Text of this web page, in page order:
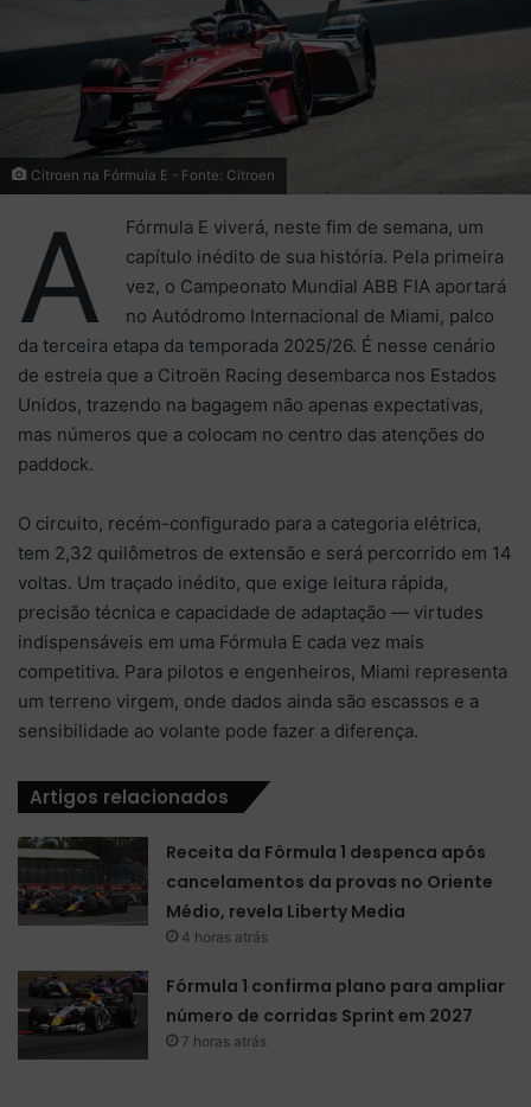
Citroen na Fórmula E - Fonte: Citroen
A
Fórmula E viverá, neste fim de semana, um
capítulo inédito de sua história. Pela primeira
vez, o Campeonato Mundial ABB FIA aportará
no Autódromo Internacional de Miami, palco
da terceira etapa da temporada 2025/26. É nesse cenário
de estreia que a Citroën Racing desembarca nos Estados
Unidos, trazendo na bagagem não apenas expectativas,
mas números que a colocam no centro das atenções do
paddock.
O circuito, recém-configurado para a categoria elétrica,
tem 2,32 quilômetros de extensão e será percorrido em 14
voltas. Um traçado inédito, que exige leitura rápida,
precisão técnica e capacidade de adaptação — virtudes
indispensáveis em uma Fórmula E cada vez mais
competitiva. Para pilotos e engenheiros, Miami representa
um terreno virgem, onde dados ainda são escassos e a
sensibilidade ao volante pode fazer a diferença.
Artigos relacionados
Receita da Fórmula 1 despenca após
cancelamentos da provas no Oriente
Médio, revela Liberty Media
4 horas atrás
Fórmula 1 confirma plano para ampliar
número de corridas Sprint em 2027
7 horas atrás